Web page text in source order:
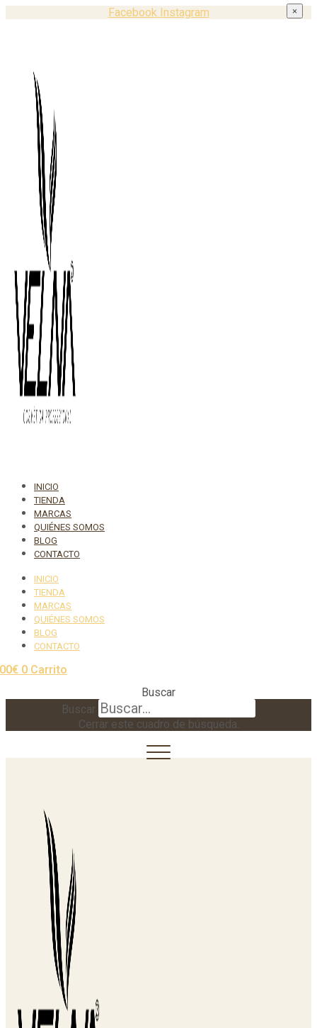
Facebook Instagram
INICIO
TIENDA
MARCAS
QUIÉNES SOMOS
BLOG
CONTACTO
INICIO
TIENDA
MARCAS
QUIÉNES SOMOS
BLOG
CONTACTO
€ 0 Carrito
Buscar
Buscar
Cerrar este cuadro de búsqueda.
×